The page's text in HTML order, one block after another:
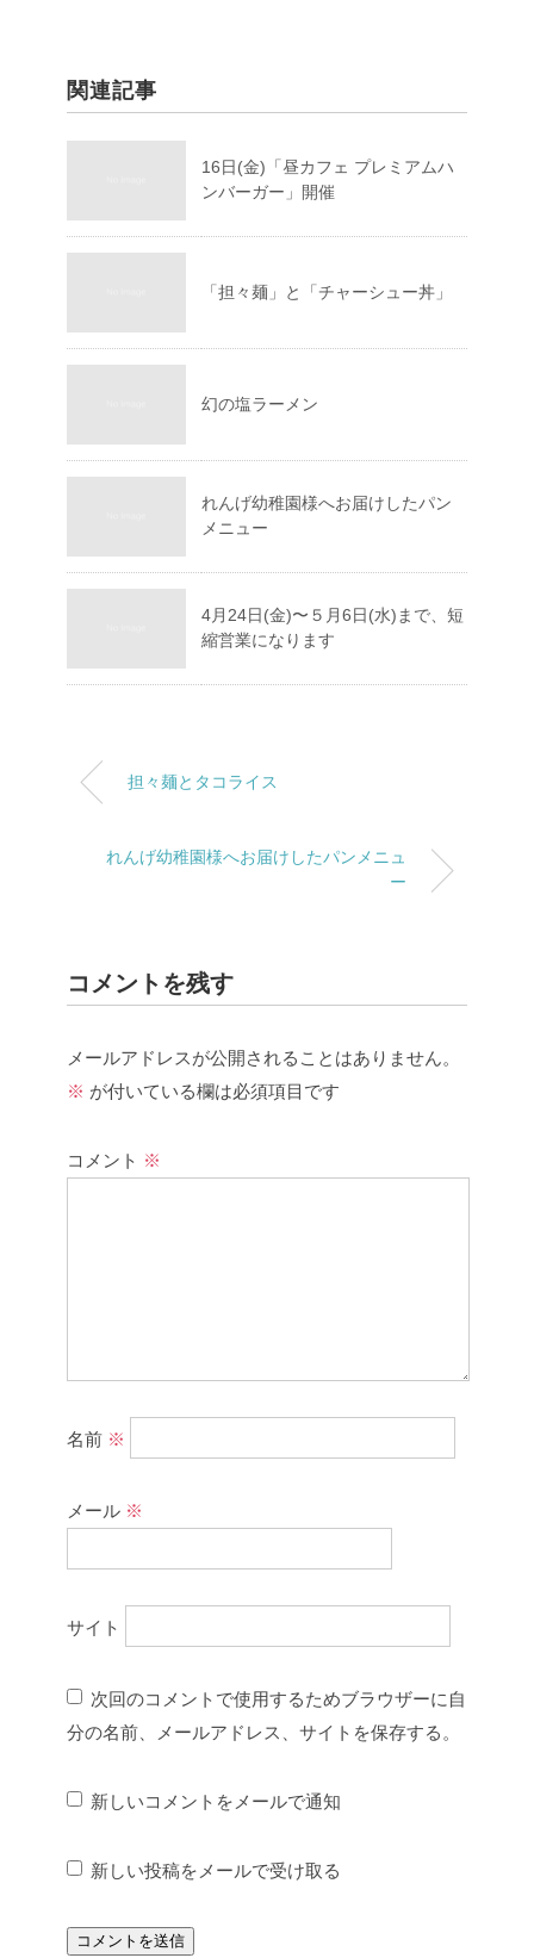
関連記事
16日(金)「昼カフェ プレミアムハ
ンバーガー」開催
「担々麺」と「チャーシュー丼」
幻の塩ラーメン
れんげ幼稚園様へお届けしたパン
メニュー
4月24日(金)〜５月6日(水)まで、短
縮営業になります
担々麺とタコライス
れんげ幼稚園様へお届けしたパンメニュ
ー
コメントを残す
メールアドレスが公開されることはありません。
※ が付いている欄は必須項目です
コメント ※
名前 ※
メール ※
サイト
次回のコメントで使用するためブラウザーに自
分の名前、メールアドレス、サイトを保存する。
新しいコメントをメールで通知
新しい投稿をメールで受け取る